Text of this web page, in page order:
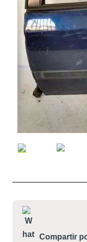
Compartir